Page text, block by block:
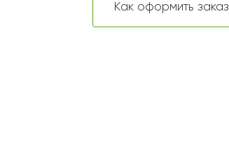
Как оформить заказ